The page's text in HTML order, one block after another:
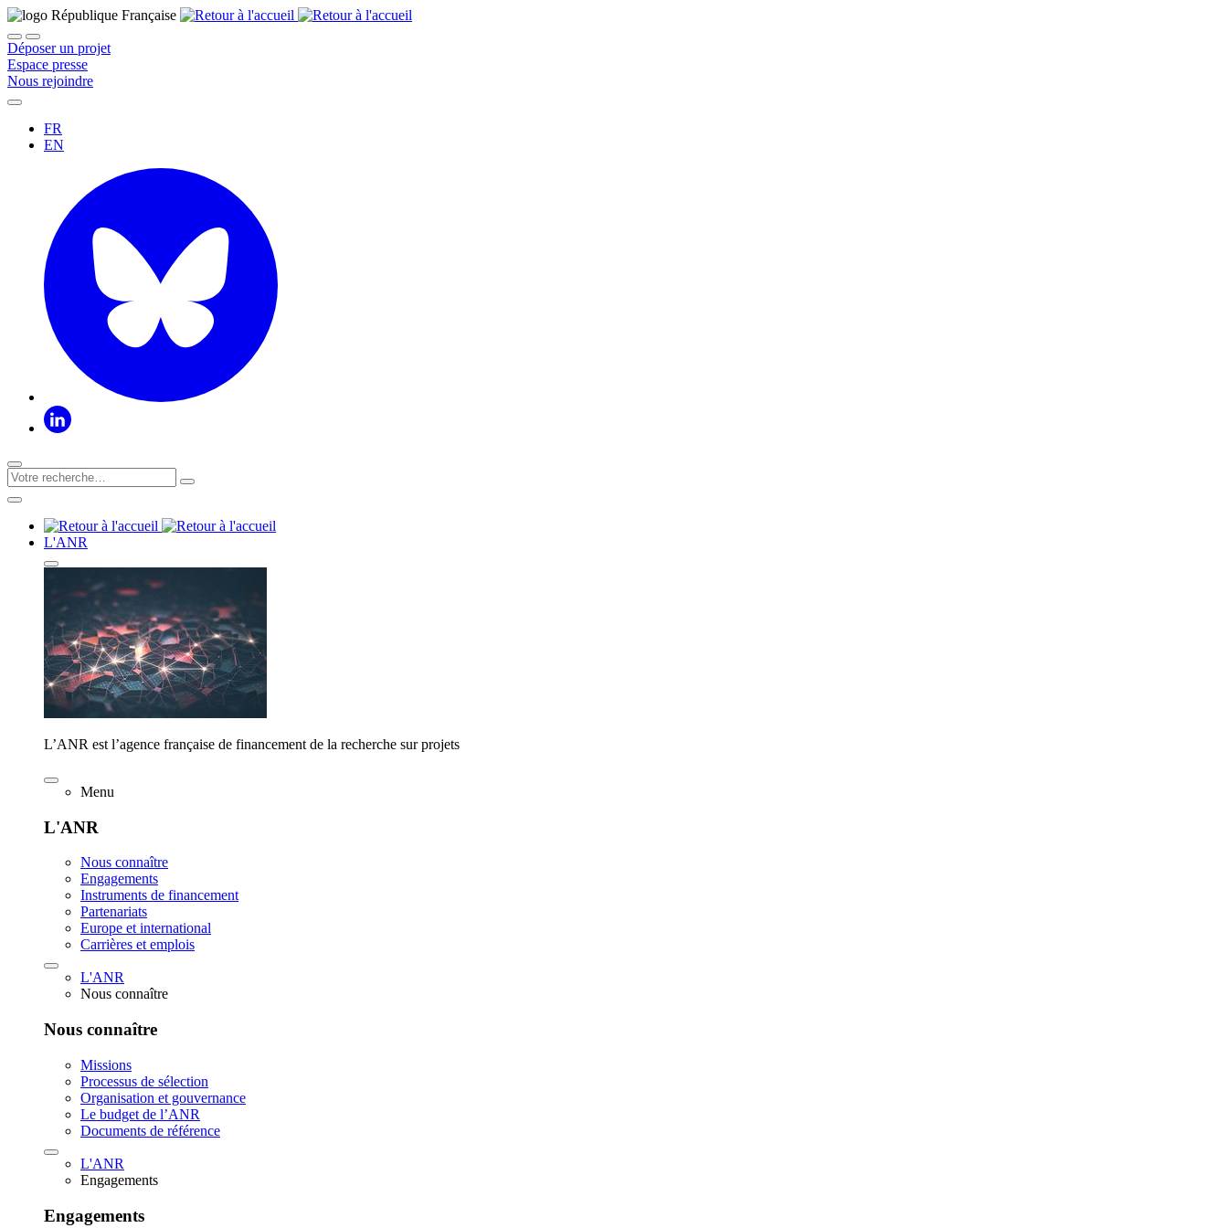
Déposer un projet
Espace presse
Nous rejoindre
FR
EN
L'ANR
L’ANR est l’agence française de financement de la recherche sur projets
Menu
L'ANR
Nous connaître
Engagements
Instruments de financement
Partenariats
Europe et international
Carrières et emplois
L'ANR
Nous connaître
Nous connaître
Missions
Processus de sélection
Organisation et gouvernance
Le budget de l’ANR
Documents de référence
L'ANR
Engagements
Engagements